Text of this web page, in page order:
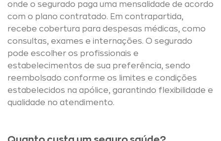
onde o segurado paga uma mensalidade de acordo
com o plano contratado. Em contrapartida,
recebe cobertura para despesas médicas, como
consultas, exames e internações. O segurado
pode escolher os profissionais e
estabelecimentos de sua preferência, sendo
reembolsado conforme os limites e condições
estabelecidos na apólice, garantindo flexibilidade e
qualidade no atendimento.